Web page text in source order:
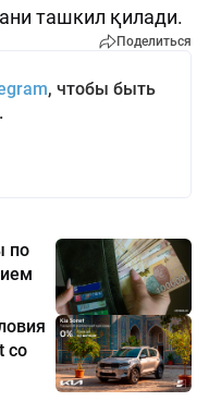
ташкил қилади.
Поделиться
, чтобы быть
по
со